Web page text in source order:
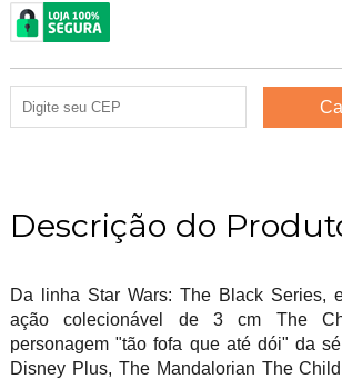
Descrição do
Da linha Star Wars: The Black Series,
ação colecionável de 3 cm The
personagem "tão fofa que até dói" da
Disney Plus, The Mandalorian The